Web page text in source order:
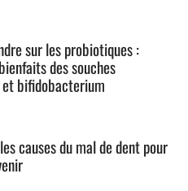
sur les probiotiques :
des souches
bifidobacterium
causes du mal de dent pour